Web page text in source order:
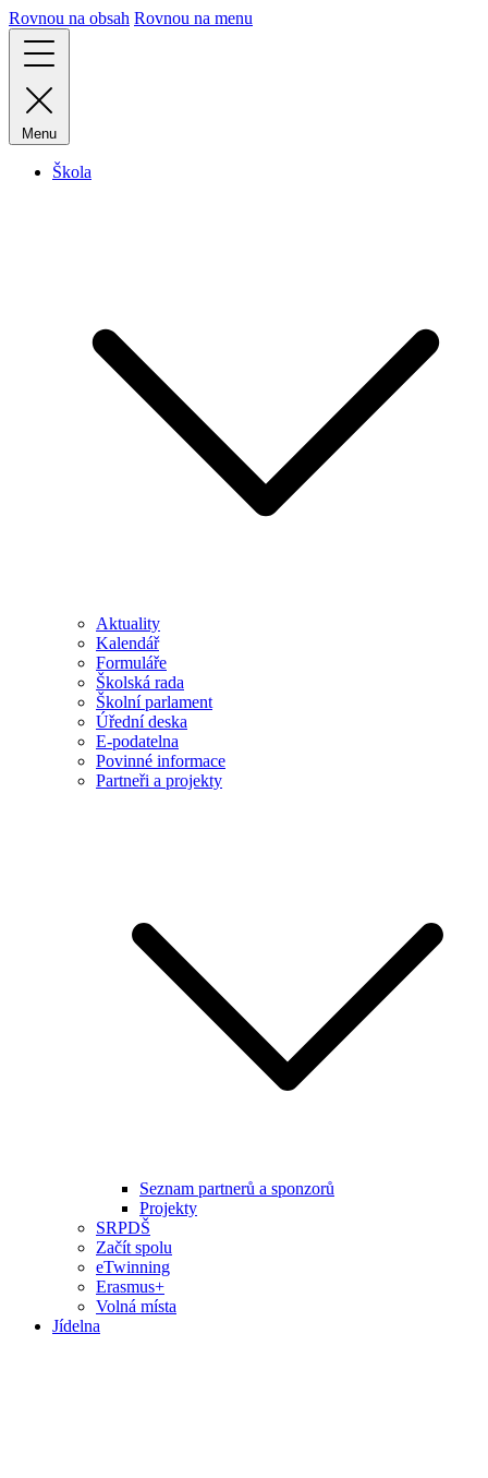
Rovnou na obsah Rovnou na menu
Menu
Škola
Aktuality
Kalendář
Formuláře
Školská rada
Školní parlament
Úřední deska
E-podatelna
Povinné informace
Partneři a projekty
Seznam partnerů a sponzorů
Projekty
SRPDŠ
Začít spolu
eTwinning
Erasmus+
Volná místa
Jídelna